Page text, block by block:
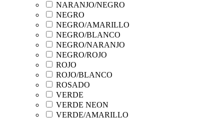
NARANJO/NEGRO
NEGRO
NEGRO/AMARILLO
NEGRO/BLANCO
NEGRO/NARANJO
NEGRO/ROJO
ROJO
ROJO/BLANCO
ROSADO
VERDE
VERDE NEON
VERDE/AMARILLO